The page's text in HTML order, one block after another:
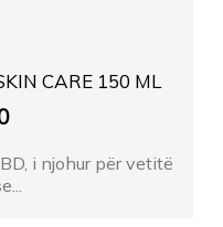
CARE 150 ML
i njohur për vetitë